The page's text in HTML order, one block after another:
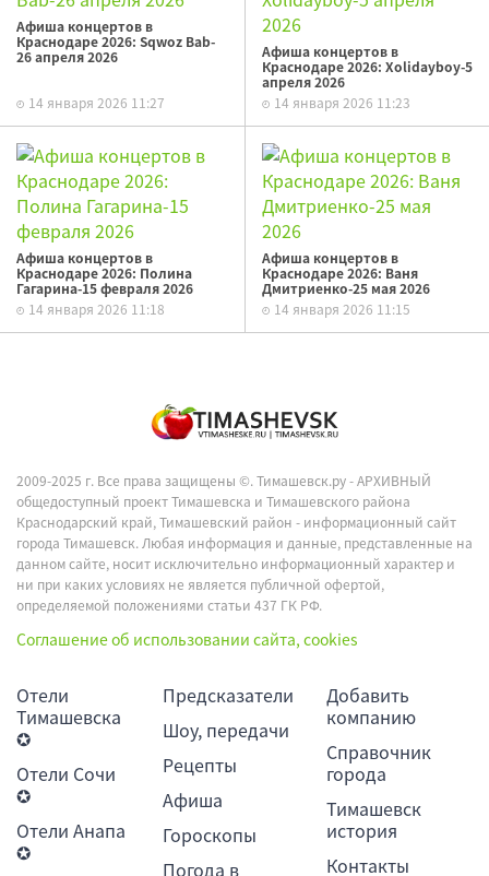
Афиша концертов в
Краснодаре 2026: Sqwoz Bab-
26 апреля 2026
14 января 2026 11:27
Афиша концертов в
Краснодаре 2026: Xolidayboy-5
апреля 2026
14 января 2026 11:23
Афиша концертов в
Краснодаре 2026: Полина
Гагарина-15 февраля 2026
14 января 2026 11:18
Афиша концертов в
Краснодаре 2026: Ваня
Дмитриенко-25 мая 2026
14 января 2026 11:15
2009-2025 г. Все права защищены ©.Тимашевск.ру - АРХИВНЫЙ
общедоступный проект Тимашевска и Тимашевского района
Краснодарский край, Тимашевский район - информационный сайт
города Тимашевск. Любая информация и данные, представленные на
данном сайте, носит исключительно информационный характер и
ни при каких условиях не является публичной офертой,
определяемой положениями статьи 437 ГК РФ.
Соглашение об использовании сайта, cookies
Отели
Тимашевска
✪
Отели Сочи
✪
Отели Анапа
✪
Предсказатели
Шоу, передачи
Рецепты
Афиша
Гороскопы
Погода в
Добавить
компанию
Справочник
города
Тимашевск
история
Контакты